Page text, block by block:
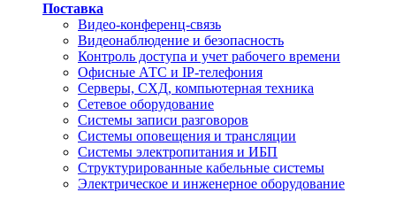
Поставка
Видео-конференц-связь
Видеонаблюдение и безопасность
Контроль доступа и учет рабочего времени
Офисные АТС и IP-телефония
Серверы, СХД, компьютерная техника
Сетевое оборудование
Системы записи разговоров
Системы оповещения и трансляции
Системы электропитания и ИБП
Структурированные кабельные системы
Электрическое и инженерное оборудование